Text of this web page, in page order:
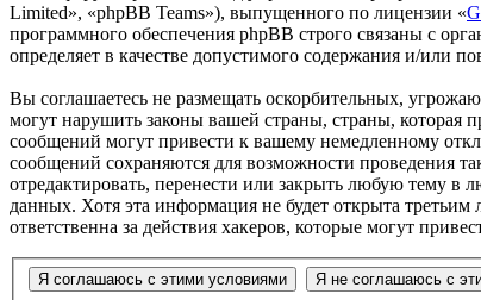
Limited», «phpBB Teams»), выпущенного по лицензии «
программного обеспечения phpBB строго связаны с
определяет в качестве допустимого содержания и/или
Вы соглашаетесь не размещать оскорбительных,
могут нарушить законы вашей страны, страны,
сообщений могут привести к вашему немедленному
сообщений сохраняются для возможности проведения
отредактировать, перенести или закрыть любую тему в
данных. Хотя эта информация не будет открыта
ответственна за действия хакеров, которые могут